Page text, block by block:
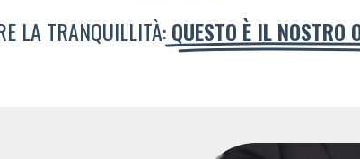
LA TRANQUILLITÀ:QUESTO È IL NOSTRO